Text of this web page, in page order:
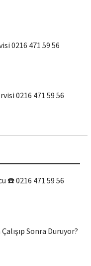
0216 471 59 56
0216 471 59 56
☎️ 0216 471 59 56
Sonra Duruyor?